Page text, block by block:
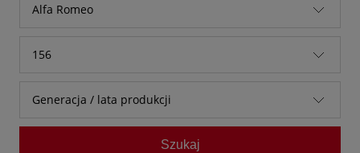
Alfa Romeo
Baic
Bestune
156
Generacja / lata produkcji
I (1997 - 2006)
Szukaj